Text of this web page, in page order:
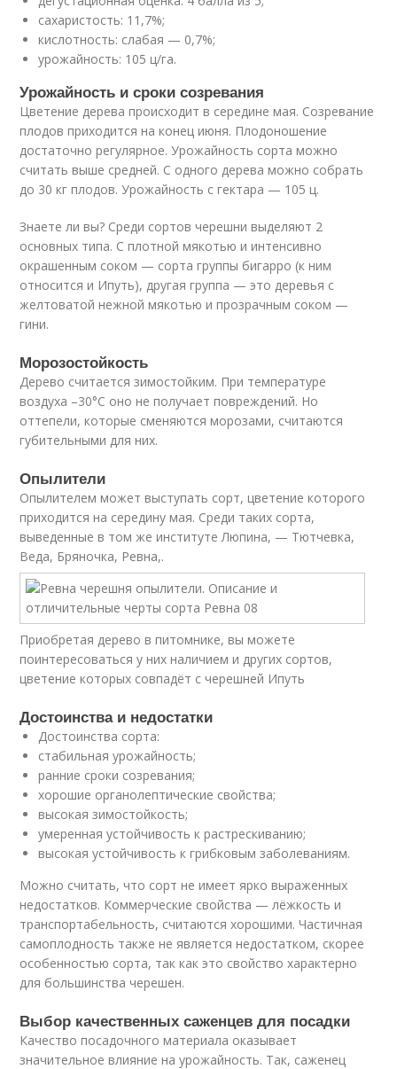
сахаристость: 11,7%;
кислотность: слабая — 0,7%;
урожайность: 105 ц/га.
Урожайность и сроки созревания
Цветение дерева происходит в середине мая. Созревание
плодов приходится на конец июня. Плодоношение
достаточно регулярное. Урожайность сорта можно
считать выше средней. С одного дерева можно собрать
до 30 кг плодов. Урожайность с гектара — 105 ц.
Знаете ли вы? Среди сортов черешни выделяют 2
основных типа. С плотной мякотью и интенсивно
окрашенным соком — сорта группы бигарро (к ним
относится и Ипуть), другая группа — это деревья с
желтоватой нежной мякотью и прозрачным соком —
гини.
Морозостойкость
Дерево считается зимостойким. При температуре
воздуха –30°С оно не получает повреждений. Но
оттепели, которые сменяются морозами, считаются
губительными для них.
Опылители
Опылителем может выступать сорт, цветение которого
приходится на середину мая. Среди таких сорта,
выведенные в том же институте Люпина, — Тютчевка,
Веда, Бряночка, Ревна,.
Приобретая дерево в питомнике, вы можете
поинтересоваться у них наличием и других сортов,
цветение которых совпадёт с черешней Ипуть
Достоинства и недостатки
Достоинства сорта:
стабильная урожайность;
ранние сроки созревания;
хорошие органолептические свойства;
высокая зимостойкость;
умеренная устойчивость к растрескиванию;
высокая устойчивость к грибковым заболеваниям.
Можно считать, что сорт не имеет ярко выраженных
недостатков. Коммерческие свойства — лёжкость и
транспортабельность, считаются хорошими. Частичная
самоплодность также не является недостатком, скорее
особенностью сорта, так как это свойство характерно
для большинства черешен.
Выбор качественных саженцев для посадки
Качество посадочного материала оказывает
значительное влияние на урожайность. Так, саженец